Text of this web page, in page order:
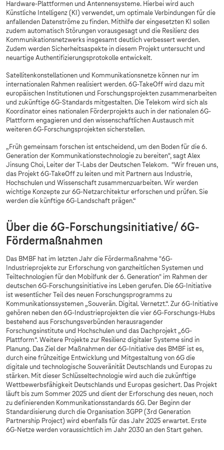
Hardware-Plattformen und Antennensysteme. Hierbei wird auch
Künstliche Intelligenz (KI) verwendet, um optimale Verbindungen für die
anfallenden Datenströme zu finden. Mithilfe der eingesetzten KI sollen
zudem automatisch Störungen vorausgesagt und die Resilienz des
Kommunikationsnetzwerks insgesamt deutlich verbessert werden.
Zudem werden Sicherheitsaspekte in diesem Projekt untersucht und
neuartige Authentifizierungsprotokolle entwickelt.
Satellitenkonstellationen und Kommunikationsnetze können nur im
internationalen Rahmen realisiert werden. 6G-TakeOff wird dazu mit
europäischen Institutionen und Forschungsprojekten zusammenarbeiten
und zukünftige 6G-Standards mitgestalten. Die Telekom wird sich als
Koordinator eines nationalen Förderprojekts auch in der nationalen 6G-
Plattform engagieren und den wissenschaftlichen Austausch mit
weiteren 6G-Forschungsprojekten sicherstellen.
„Früh gemeinsam forschen ist entscheidend, um den Boden für die 6.
Generation der Kommunikationstechnologie zu bereiten", sagt Alex
Jinsung Choi, Leiter der T-Labs der Deutschen Telekom. "Wir freuen uns,
das Projekt 6G-TakeOff zu leiten und mit Partnern aus Industrie,
Hochschulen und Wissenschaft zusammenzuarbeiten. Wir werden
wichtige Konzepte zur 6G-Netzarchitektur erforschen und prüfen. Sie
werden die künftige 6G-Landschaft prägen.“
Über die 6G-Forschungsinitiative/ 6G-
Fördermaßnahmen
Das BMBF hat im letzten Jahr die Fördermaßnahme "6G-
Industrieprojekte zur Erforschung von ganzheitlichen Systemen und
Teiltechnologien für den Mobilfunk der 6. Generation" im Rahmen der
deutschen 6G-Forschungsinitiative ins Leben gerufen. Die 6G-Initiative
ist wesentlicher Teil des neuen Forschungsprogramms zu
Kommunikationssystemen „Souverän. Digital. Vernetzt.“. Zur 6G-Initiative
gehören neben den 6G-Industrieprojekten die vier 6G-Forschungs-Hubs
bestehend aus Forschungsverbünden herausragender
Forschungsinstitute und Hochschulen und das Dachprojekt „6G-
Plattform“. Weitere Projekte zur Resilienz digitaler Systeme sind in
Planung. Das Ziel der Maßnahmen der 6G-Initiative des BMBF ist es,
durch eine frühzeitige Entwicklung und Mitgestaltung von 6G die
digitale und technologische Souveränität Deutschlands und Europas zu
stärken. Mit dieser Schlüsseltechnologie wird auch die zukünftige
Wettbewerbsfähigkeit Deutschlands und Europas gesichert. Das Projekt
läuft bis zum Sommer 2025 und dient der Erforschung des neuen, noch
zu definierenden Kommunikationsstandards 6G. Der Beginn der
Standardisierung durch die Organisation 3GPP (3rd Generation
Partnership Project) wird ebenfalls für das Jahr 2025 erwartet. Erste
6G-Netze werden voraussichtlich im Jahr 2030 an den Start gehen.